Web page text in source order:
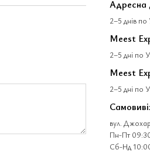
Адресна
2–5 днів по
Meest
2–5 дні по
Meest
2–5 дні по
вул.
Пн-Пт
Сб-Нд